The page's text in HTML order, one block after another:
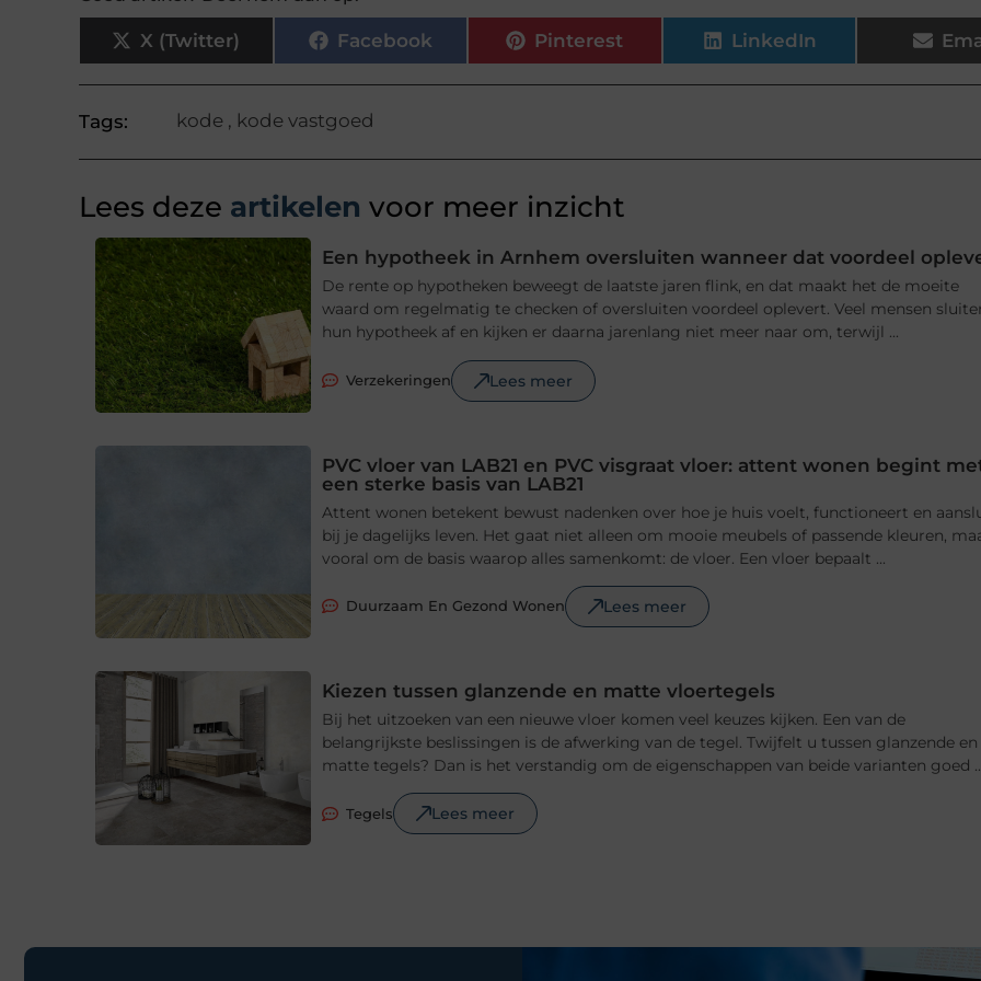
X (Twitter) Facebook Pinterest LinkedIn
Tags: kode , kode vastgoed
Lees deze artikelen voor meer inzicht
Een hypotheek in Arnhem oversluiten wanneer dat voordeel
De rente op hypotheken beweegt de laatste jaren flink, en dat maakt het de moeite
waard om regelmatig te checken of oversluiten voordeel oplevert. Veel mensen
hun hypotheek af en kijken er daarna jarenlang niet meer naar om, terwijl ...
Verzekeringen Lees meer
PVC vloer van LAB21 en PVC visgraat vloer: attent wonen begint
een sterke basis van LAB21
Attent wonen betekent bewust nadenken over hoe je huis voelt, functioneert en
bij je dagelijks leven. Het gaat niet alleen om mooie meubels of passende kleuren,
vooral om de basis waarop alles samenkomt: de vloer. Een vloer bepaalt ...
Duurzaam En Gezond Wonen Lees meer
Kiezen tussen glanzende en matte vloertegels
Bij het uitzoeken van een nieuwe vloer komen veel keuzes kijken. Een van de
belangrijkste beslissingen is de afwerking van de tegel. Twijfelt u tussen glanzende en
matte tegels? Dan is het verstandig om de eigenschappen van beide varianten goed
Tegels Lees meer